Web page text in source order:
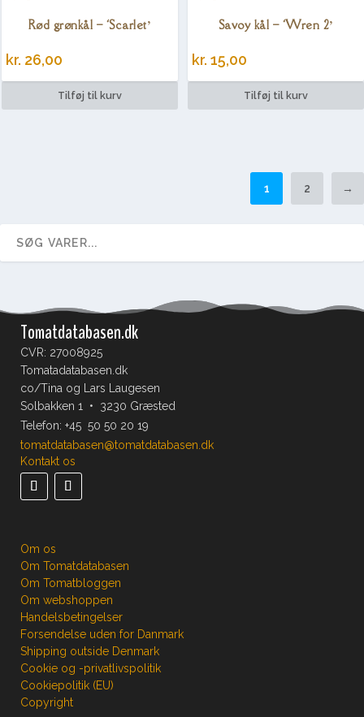
Rød grønkål – ‘Scarlet’
kr. 26,00
Tilføj til kurv
Savoy kål – ‘Wren 2’
kr. 15,00
Tilføj til kurv
1 2 →
Tomatdatabasen.dk
CVR: 27008925
Tomatadatabasen.dk
co/Tina og Lars Laugesen
Solbakken 1 • 3230 Græsted
Telefon: +45 50 50 20 19
tomatdatabasen@tomatdatabasen.dk
Kontakt os
Om os
Om Tomatdatabasen
Om Tomatbloggen
Om webshoppen
Handelsbetingelser
Forsendelse uden for Danmark
Shipping outside Denmark
Cookie og -privatlivspolitik
Cookiepolitik (EU)
Copyright